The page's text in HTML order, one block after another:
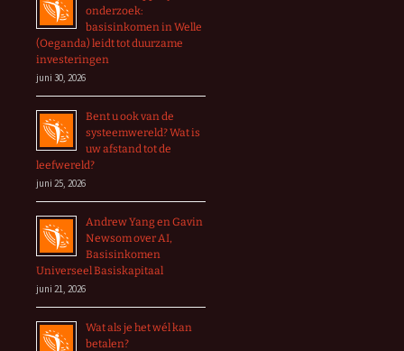
onderzoek:
basisinkomen in Welle
(Oeganda) leidt tot duurzame
investeringen
juni 30, 2026
Bent u ook van de
systeemwereld? Wat is
uw afstand tot de
leefwereld?
juni 25, 2026
Andrew Yang en Gavin
Newsom over AI,
Basisinkomen
Universeel Basiskapitaal
juni 21, 2026
Wat als je het wél kan
betalen?